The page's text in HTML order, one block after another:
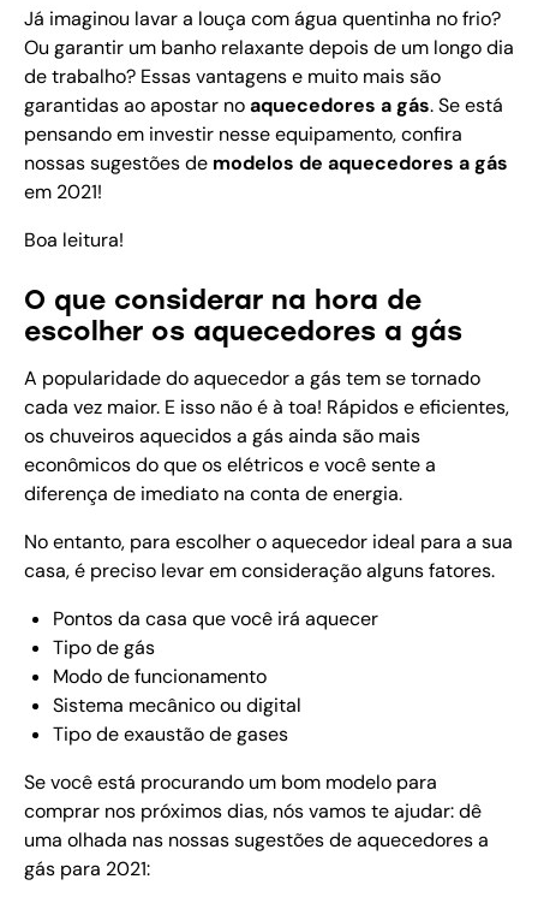
Já imaginou lavar a louça com água quentinha no frio?
Ou garantir um banho relaxante depois de um longo dia
de trabalho? Essas vantagens e muito mais são
garantidas ao apostar noaquecedores a gás. Se está
pensando em investir nesse equipamento, confira
nossas sugestões de modelos de aquecedores a gás
em 2021!
Boa leitura!
O que considerar na hora de
escolher os aquecedores a gás
A popularidade do aquecedor a gás tem se tornado
cada vez maior. E isso não é à toa! Rápidos e eficientes,
os chuveiros aquecidos a gás ainda são mais
econômicos do que os elétricos e você sente a
diferença de imediato na conta de energia.
No entanto, para escolher o aquecedor ideal para a sua
casa, é preciso levar em consideração alguns fatores.
Pontos da casa que você irá aquecer
Tipo de gás
Modo de funcionamento
Sistema mecânico ou digital
Tipo de exaustão de gases
Se você está procurando um bom modelo para
comprar nos próximos dias, nós vamos te ajudar: dê
uma olhada nas nossas sugestões de aquecedores a
gás para 2021: